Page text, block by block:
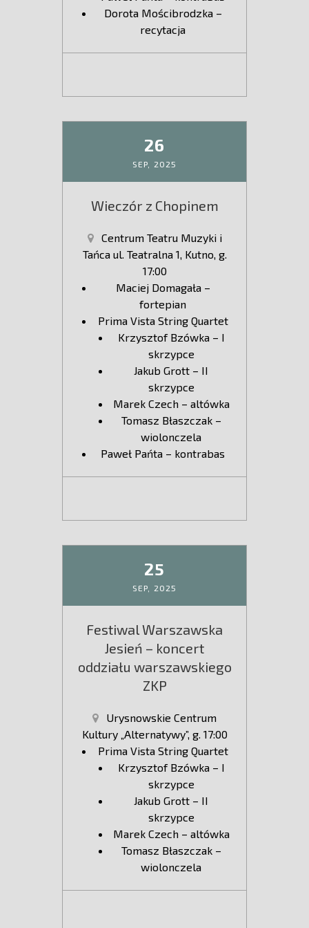
Dorota Mościbrodzka –
recytacja
26
SEP, 2025
Wieczór z Chopinem
Centrum Teatru Muzyki i
Tańca ul. Teatralna 1, Kutno, g.
17:00
Maciej Domagała –
fortepian
Prima Vista String Quartet
Krzysztof Bzówka – I
skrzypce
Jakub Grott – II
skrzypce
Marek Czech – altówka
Tomasz Błaszczak –
wiolonczela
Paweł Pańta – kontrabas
25
SEP, 2025
Festiwal Warszawska
Jesień – koncert
oddziału warszawskiego
ZKP
Urysnowskie Centrum
Kultury „Alternatywy”, g. 17:00
Prima Vista String Quartet
Krzysztof Bzówka – I
skrzypce
Jakub Grott – II
skrzypce
Marek Czech – altówka
Tomasz Błaszczak –
wiolonczela